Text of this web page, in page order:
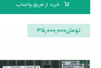
خرید از طریق واتساپ
تومان۳۵,۰۰۰,۰۰۰